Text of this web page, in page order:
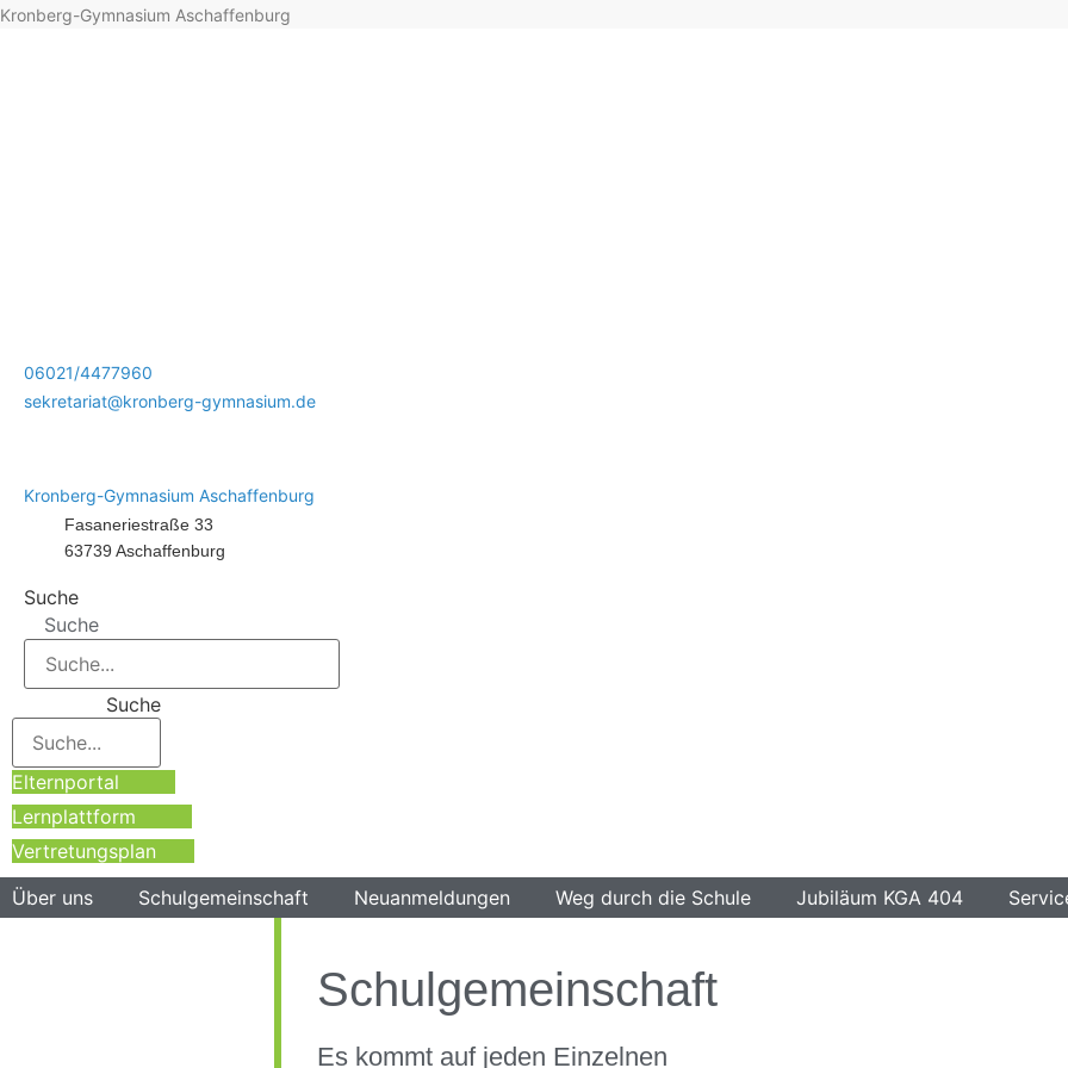
Kronberg-Gymnasium Aschaffenburg
06021/4477960
sekretariat@kronberg-gymnasium.de
Kronberg-Gymnasium Aschaffenburg
Fasaneriestraße 33
63739 Aschaffenburg
Suche
Suche
Suche
Elternportal
Lernplattform
Vertretungsplan
Über uns
Schulgemeinschaft Neuanmeldungen Weg durch die Schule Jubiläum KGA 404
Schulgemeinschaft
Es kommt auf jeden Einzelnen